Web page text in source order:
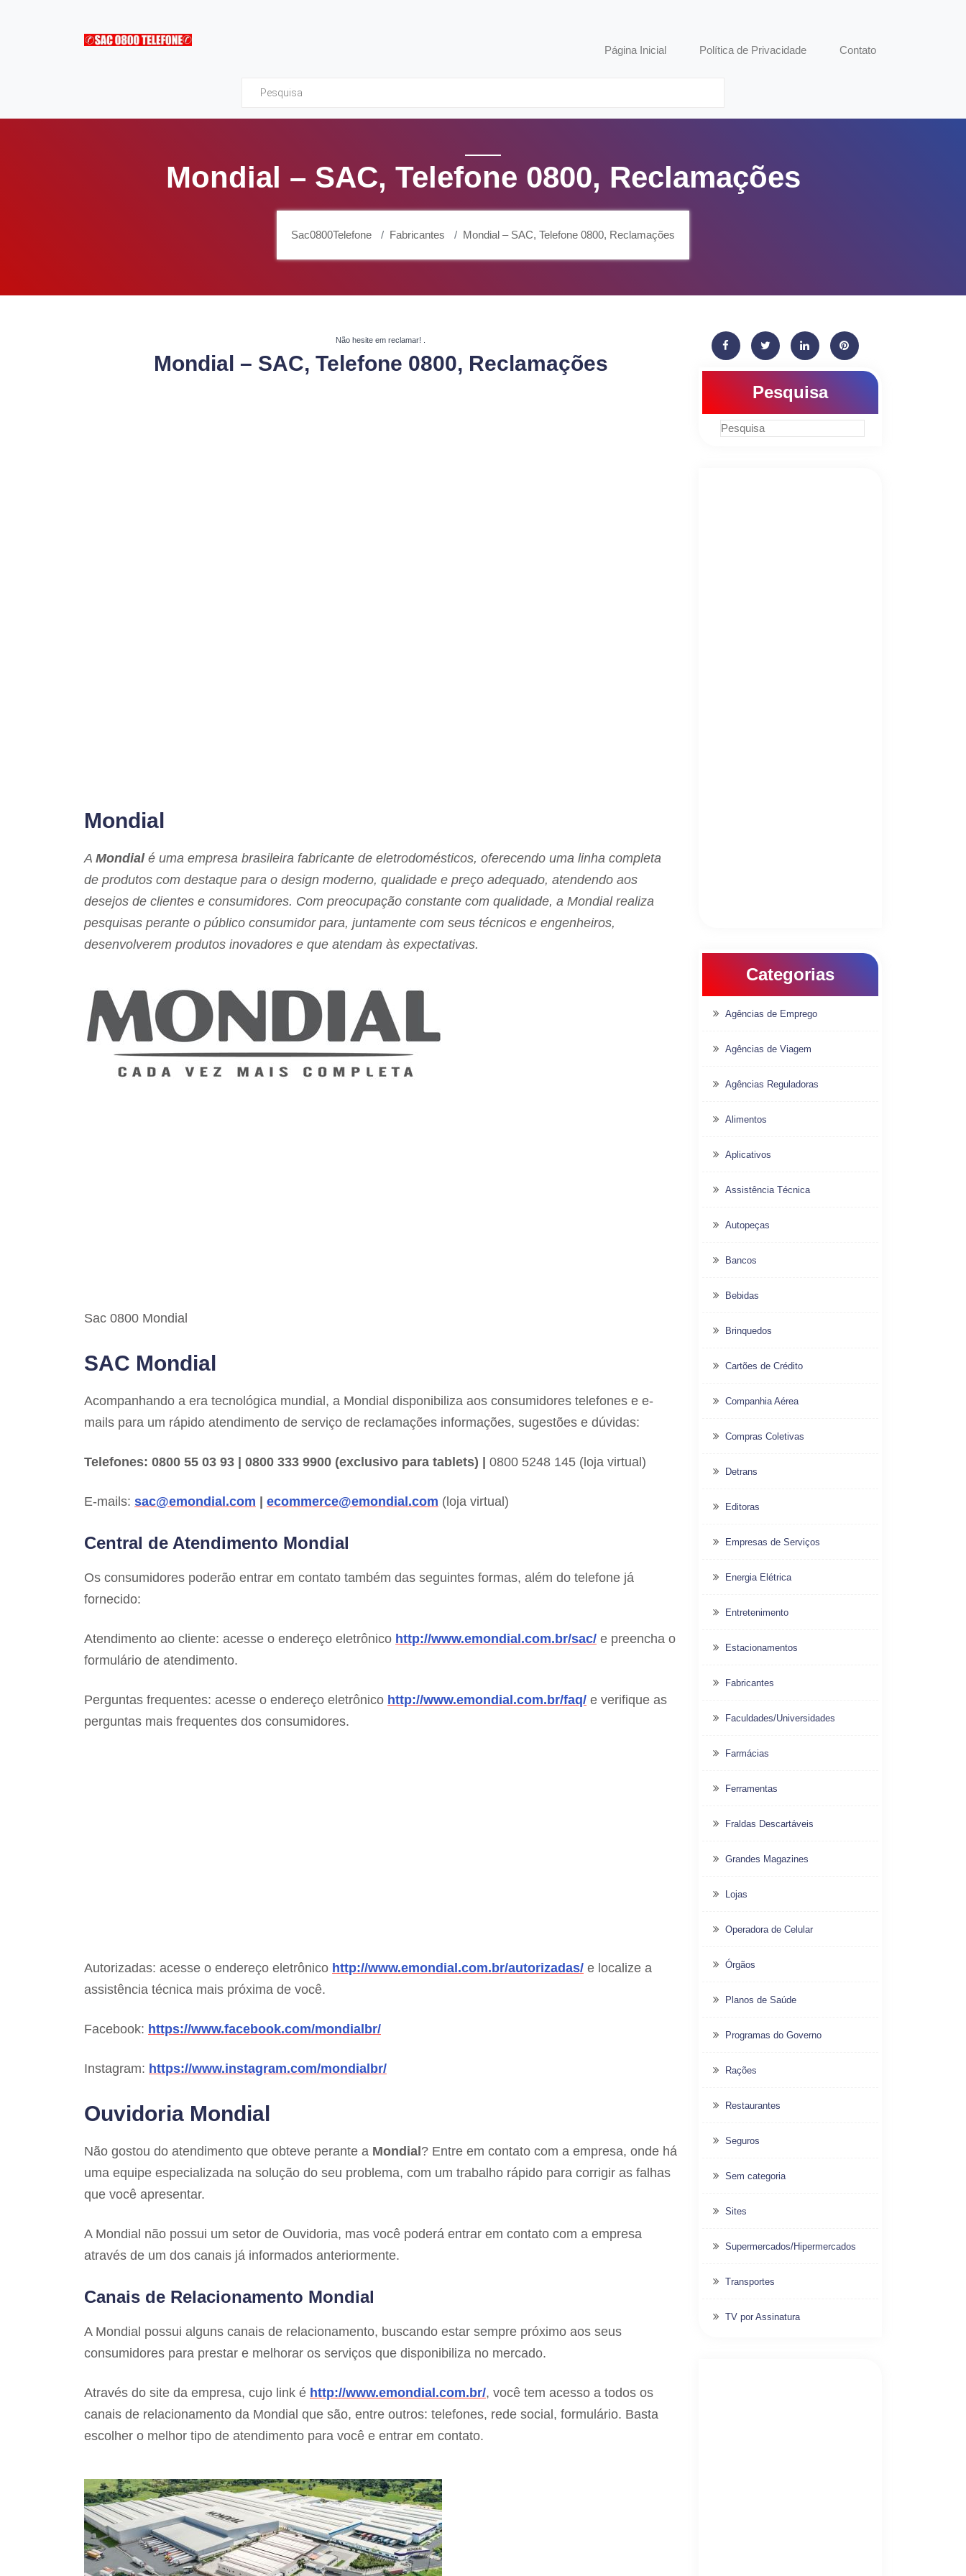
Sac0800Telefone
Página Inicial Política de Privacidade Contato
Mondial – SAC, Telefone 0800, Reclamações
Sac0800Telefone Fabricantes Mondial – SAC, Telefone 0800, Reclamações
Não hesite em reclamar!
Mondial – SAC, Telefone 0800, Reclamações
Mondial
A Mondialé uma empresa brasileira fabricante de eletrodomésticos, oferecendo uma linha completa
de produtos com destaque para o design moderno, qualidade e preço adequado, atendendo aos
desejos de clientes e consumidores. Com preocupação constante com qualidade, a Mondial realiza
pesquisas perante o público consumidor para, juntamente com seus técnicos e engenheiros,
desenvolverem produtos inovadores e que atendam às expectativas.
Sac 0800 Mondial
SAC Mondial
Acompanhando a era tecnológica mundial, a Mondial disponibiliza aos consumidores telefones e e-
mails para um rápido atendimento de serviço de reclamações informações, sugestões e dúvidas:
Telefones: 0800 55 03 93 | 0800 333 9900 (exclusivo para tablets) | 0800 5248 145 (loja virtual)
E-mails: sac@emondial.com ecommerce@emondial.com (loja virtual)
Central de Atendimento Mondial
Os consumidores poderão entrar em contato também das seguintes formas, além do telefone já
fornecido:
Atendimento ao cliente: acesse o endereço eletrônico http://www.emondial.com.br/sac/ e preencha o
formulário de atendimento.
Perguntas frequentes: acesse o endereço eletrônico http://www.emondial.com.br/faq/ e verifique as
perguntas mais frequentes dos consumidores.
Autorizadas: acesse o endereço eletrônico http://www.emondial.com.br/autorizadas/ e localize a
assistência técnica mais próxima de você.
Facebook: https://www.facebook.com/mondialbr/
Instagram: https://www.instagram.com/mondialbr/
Ouvidoria Mondial
Não gostou do atendimento que obteve perante a Mondial ? Entre em contato com a empresa, onde há
uma equipe especializada na solução do seu problema, com um trabalho rápido para corrigir as falhas
que você apresentar.
A Mondial não possui um setor de Ouvidoria, mas você poderá entrar em contato com a empresa
através de um dos canais já informados anteriormente.
Canais de Relacionamento Mondial
A Mondial possui alguns canais de relacionamento, buscando estar sempre próximo aos seus
consumidores para prestar e melhorar os serviços que disponibiliza no mercado.
Através do site da empresa, cujo link é http://www.emondial.com.br/, você tem acesso a todos os
canais de relacionamento da Mondial que são, entre outros: telefones, rede social, formulário. Basta
escolher o melhor tipo de atendimento para você e entrar em contato.
Pesquisa
Categorias
Agências de Emprego
Agências de Viagem
Agências Reguladoras
Alimentos
Aplicativos
Assistência Técnica
Autopeças
Bancos
Bebidas
Brinquedos
Cartões de Crédito
Companhia Aérea
Compras Coletivas
Detrans
Editoras
Empresas de Serviços
Energia Elétrica
Entretenimento
Estacionamentos
Fabricantes
Faculdades/Universidades
Farmácias
Ferramentas
Fraldas Descartáveis
Grandes Magazines
Lojas
Operadora de Celular
Órgãos
Planos de Saúde
Programas do Governo
Rações
Restaurantes
Seguros
Sem categoria
Sites
Supermercados/Hipermercados
Transportes
TV por Assinatura